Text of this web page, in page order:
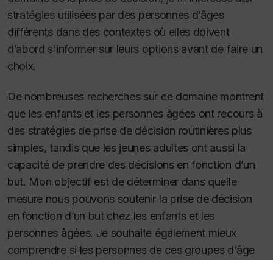
stratégies utilisées par des personnes d’âges
différents dans des contextes où elles doivent
d’abord s’informer sur leurs options avant de faire un
choix.
De nombreuses recherches sur ce domaine montrent
que les enfants et les personnes âgées ont recours à
des stratégies de prise de décision routinières plus
simples, tandis que les jeunes adultes ont aussi la
capacité de prendre des décisions en fonction d’un
but. Mon objectif est de déterminer dans quelle
mesure nous pouvons soutenir la prise de décision
en fonction d’un but chez les enfants et les
personnes âgées. Je souhaite également mieux
comprendre si les personnes de ces groupes d’âge